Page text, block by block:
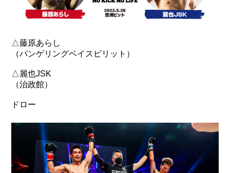
△藤原あらし
（バンゲリングベイスピリット）
△麗也JSK
（治政館）
ドロー